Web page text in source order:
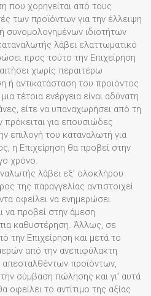
που χορηγείται από τους
των προϊόντων για την έλλειψη
συνομολογημένων ιδιοτήτων
λάβει ελαττωματικό
προς τούτο την Επιχείρηση
χωρίς περαιτέρω
ή αντικατάσταση του προϊόντος
τέτοια ενέργεια είναι αδύνατη
είτε να υπαναχωρήσει από τη
για επουσιώδες
επιλογή του καταναλωτή για
η Επιχείρηση θα προβεί στην
χρόνο.
λάβει εξ’ ολοκλήρου
της παραγγελίας αντιστοιχεί
οφείλει να ενημερώσει
να προβεί στην άμεση
καθυστέρηση. Άλλως, σε
την Επιχείρηση και μετά το
από την ανεπιφύλακτη
προϊόντων,
σύμβαση πώλησης και γι’ αυτά
οφείλει το αντίτιμο της αξίας